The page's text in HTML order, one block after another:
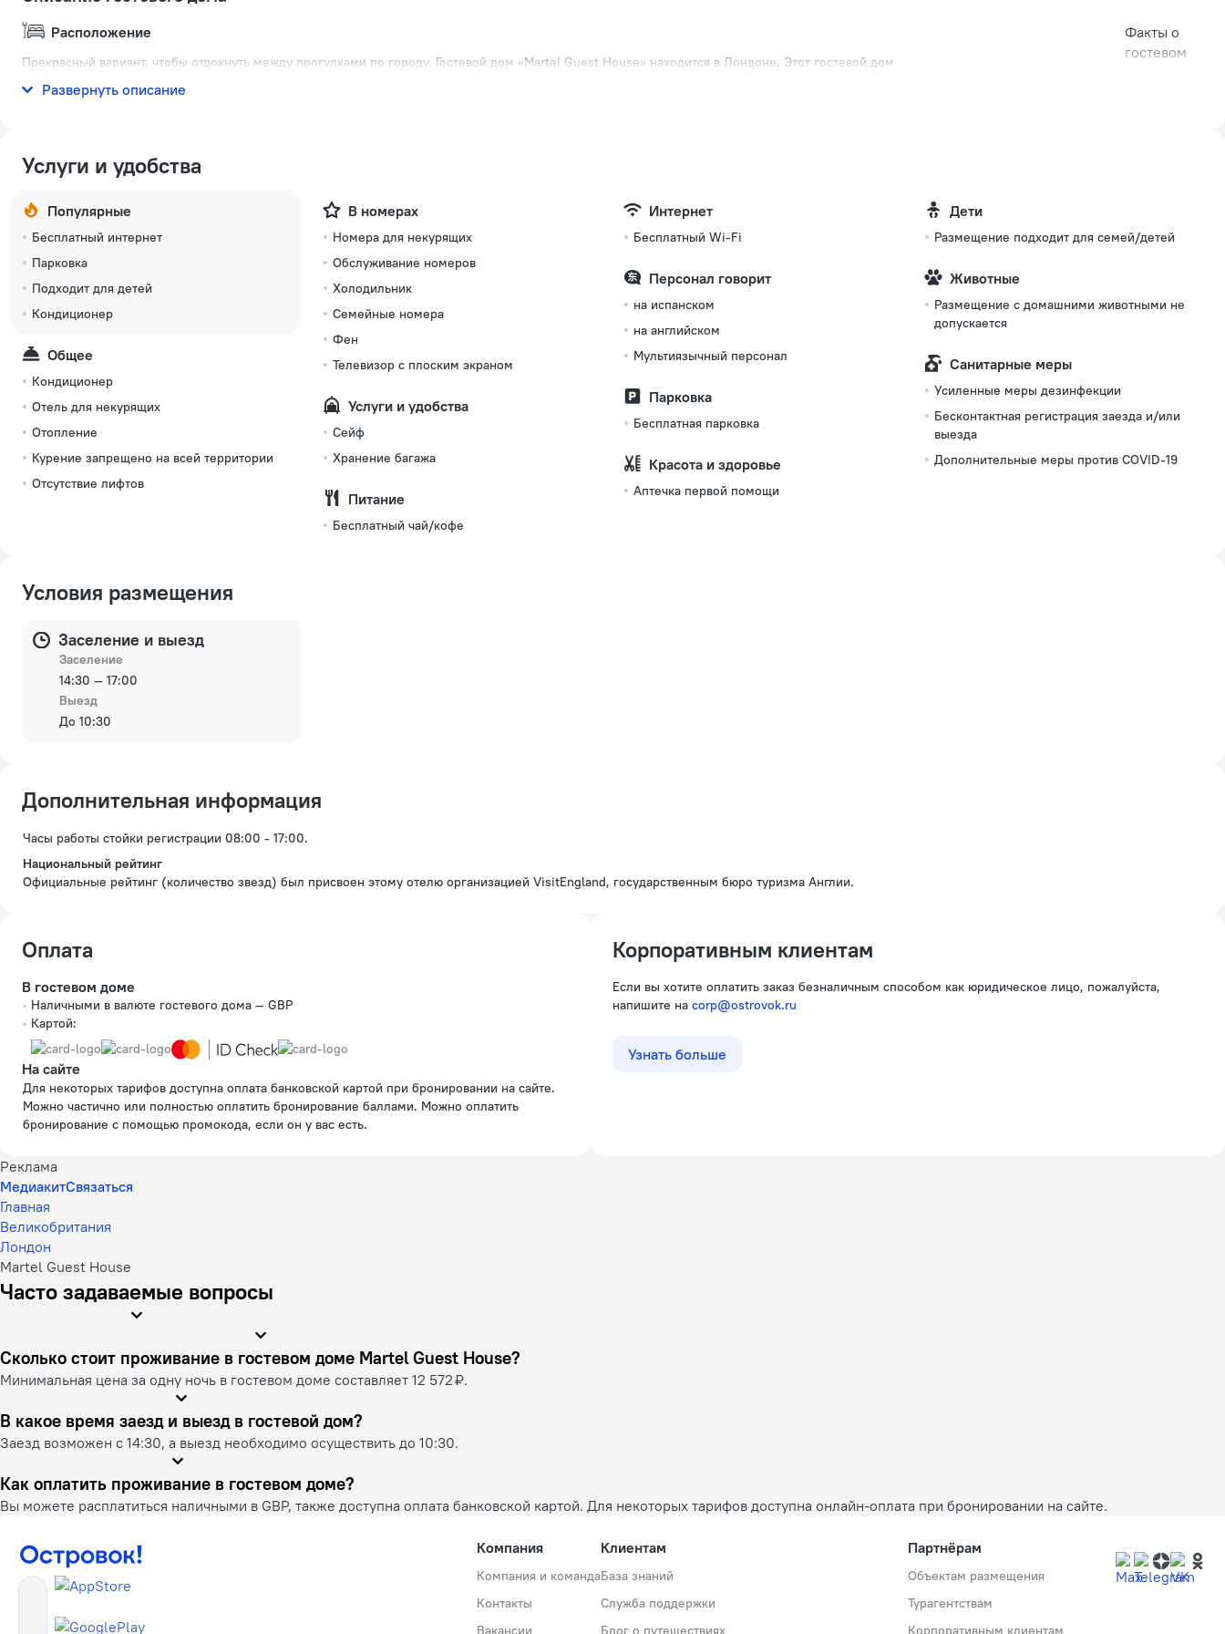
Расположение
Прекрасный вариант, чтобы отдохнуть между прогулками по городу. Гостевой дом «Martel Guest House» находится в Лондоне. Этот гостевой дом
Развернуть описание
Факты о
гостевом
номеров
Услуги и удобства
Популярные
Бесплатный интернет
Парковка
Подходит для детей
Кондиционер
Общее
Кондиционер
Отель для некурящих
Отопление
Курение запрещено на всей территории
Отсутствие лифтов
В номерах
Номера для некурящих
Обслуживание номеров
Холодильник
Семейные номера
Фен
Телевизор с плоским экраном
Услуги и удобства
Сейф
Хранение багажа
Питание
Бесплатный чай/кофе
Интернет
Бесплатный Wi-Fi
Персонал говорит
на испанском
на английском
Мультиязычный персонал
Парковка
Бесплатная парковка
Красота и здоровье
Аптечка первой помощи
Дети
Размещение подходит для семей/детей
Животные
Размещение с домашними животными не
допускается
Санитарные меры
Усиленные меры дезинфекции
Бесконтактная регистрация заезда и/или
выезда
Дополнительные меры против COVID-19
Условия размещения
Заселение и выезд
Заселение
14:30 — 17:00
Выезд
До 10:30
Дополнительная информация
Часы работы стойки регистрации 08:00 - 17:00.
Национальный рейтинг
Официальные рейтинг (количество звезд) был присвоен этому отелю организацией VisitEngland, государственным бюро туризма Англии.
Оплата
В гостевом доме
Наличными в валюте гостевого дома — GBP
Картой:
На сайте
Для некоторых тарифов доступна оплата банковской картой при бронировании на сайте.
Можно частично или полностью оплатить бронирование баллами. Можно оплатить
бронирование с помощью промокода, если он у вас есть.
Корпоративным клиентам
Если вы хотите оплатить заказ безналичным способом как юридическое лицо, пожалуйста,
напишите на corp@ostrovok.ru
Узнать больше
Реклама
МедиакитСвязаться
Главная
Великобритания
Лондон
Martel Guest House
Часто задаваемые вопросы
Сколько стоит проживание в гостевом доме Martel Guest House?
Минимальная цена за одну ночь в гостевом доме составляет 12 572 ₽.
В какое время заезд и выезд в гостевой дом?
Заезд возможен с 14:30, а выезд необходимо осуществить до 10:30.
Как оплатить проживание в гостевом доме?
Вы можете расплатиться наличными в GBP, также доступна оплата банковской картой. Для некоторых тарифов доступна онлайн-оплата при бронировании на сайте.
Компания
Компания и команда
Контакты
Вакансии
Клиентам
База знаний
Служба поддержки
Блог о путешествиях
Партнёрам
Объектам размещения
Турагентствам
Корпоративным клиентам